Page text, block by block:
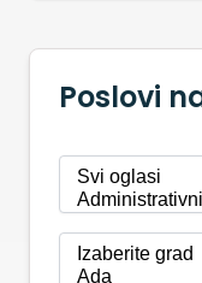
Poslovi